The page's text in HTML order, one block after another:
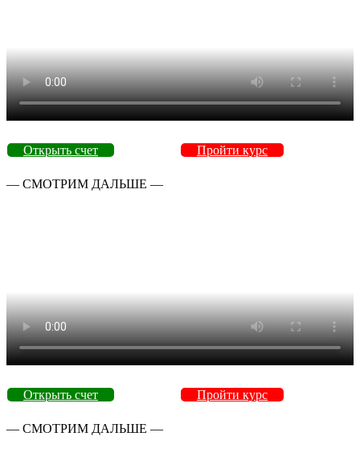
Открыть счет Пройти курс
— СМОТРИМ ДАЛЬШЕ —
Открыть счет Пройти курс
— СМОТРИМ ДАЛЬШЕ —